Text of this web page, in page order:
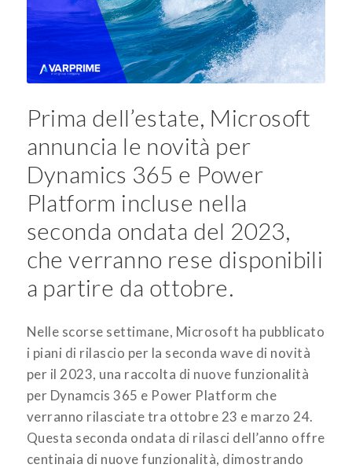
Prima dell’estate, Microsoft
annuncia le novità per
Dynamics 365 e Power
Platform incluse nella
seconda ondata del 2023,
che verranno rese disponibili
a partire da ottobre.
Nelle scorse settimane, Microsoft ha pubblicato
i piani di rilascio per la seconda wave di novità
per il 2023, una raccolta di nuove funzionalità
per Dynamcis 365 e Power Platform che
verranno rilasciate tra ottobre 23 e marzo 24.
Questa seconda ondata di rilasci dell’anno offre
centinaia di nuove funzionalità, dimostrando